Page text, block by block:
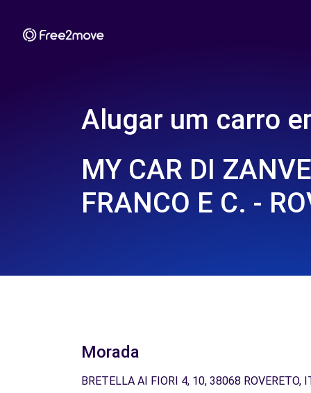
Alugar um carro
MY CAR DI
FRANCO E C. -
Morada
BRETELLA AI FIORI 4, 10, 38068 ROVERETO,